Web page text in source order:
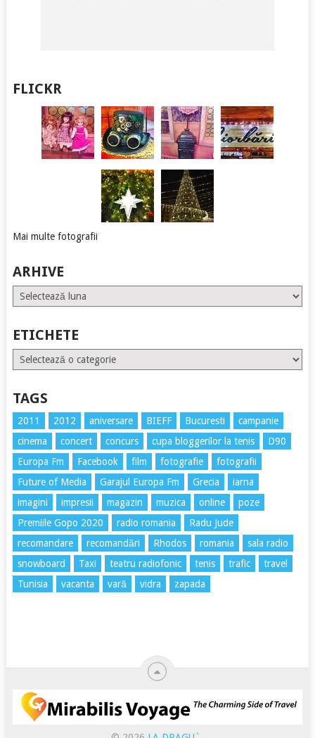
FLICKR
Mai multe fotografii
ARHIVE
Arhive
ETICHETE
Etichete
TAGS
2011 2012 aniversare BIEFF Bucuresti
campanie
cinema
concert concurs cupa bloggerilor la tenis
D90
Europa Fm
Facebook film fotografie
fotografii
Future of Media
Garajul Europa Fm Grecia
iarna
imagini
impresii magazin muzica online
poze
Premiile Gopo 2020
radio romania
Radu Jude
recomandare
recomandări Rhodos romania
sala radio
snowboard
Taxi teatru radiofonic tenis trafic
travel
Tunisia
vacanta vară vidra zapada